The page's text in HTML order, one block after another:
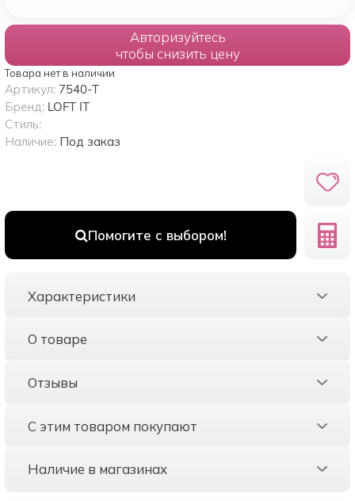
Авторизуйтесь
чтобы снизить цену
Товара нет в наличии
Помогите с выбором!
Артикул: 7540-T
Бренд: LOFT IT
Стиль:
Наличие: Под заказ
Характеристики
О товаре
Отзывы
С этим товаром покупают
Наличие в магазинах